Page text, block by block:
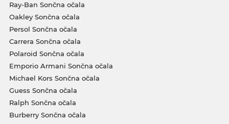
Ray-Ban Sončna očala
Oakley Sončna očala
Persol Sončna očala
Carrera Sončna očala
Polaroid Sončna očala
Emporio Armani Sončna očala
Michael Kors Sončna očala
Guess Sončna očala
Ralph Sončna očala
Burberry Sončna očala